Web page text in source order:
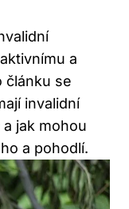
a
článku se
invalidní
jak mohou
a⁤ pohodlí.